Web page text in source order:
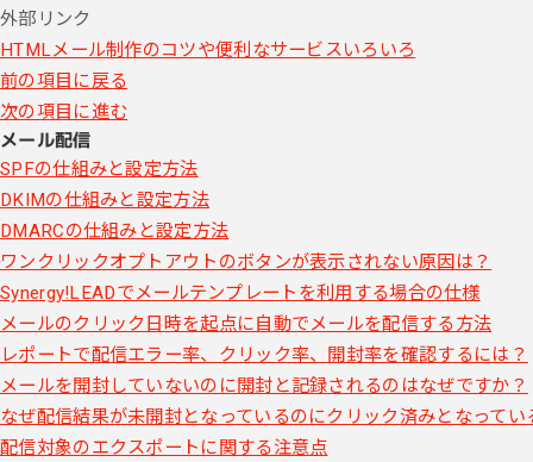
外部リンク
HTMLメール制作のコツや便利なサービスいろいろ
前の項目に戻る
次の項目に進む
メール配信
SPFの仕組みと設定方法
DKIMの仕組みと設定方法
DMARCの仕組みと設定方法
ワンクリックオプトアウトのボタンが表示されない原因は？
Synergy!LEADでメールテンプレートを利用する場合の仕様
メールのクリック日時を起点に自動でメールを配信する方法
レポートで配信エラー率、クリック率、開封率を確認するには？
メールを開封していないのに開封と記録されるのはなぜですか？
なぜ配信結果が未開封となっているのにクリック済みとなってい
配信対象のエクスポートに関する注意点